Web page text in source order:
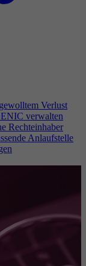
Verlust
verwalten
Rechteinhaber
Anlaufstelle